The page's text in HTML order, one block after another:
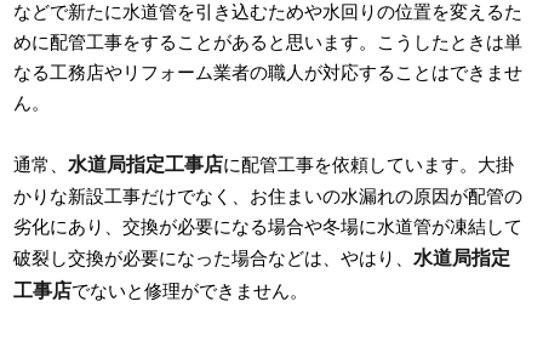
などで新たに水道管を引き込むためや水回りの位置を変えるた
めに配管工事をすることがあると思います。こうしたときは単
なる工務店やリフォーム業者の職人が対応することはできませ
ん。
通常、 水道局指定工事店に配管工事を依頼しています。大掛
かりな新設工事だけでなく、お住まいの水漏れの原因が配管の
劣化にあり、交換が必要になる場合や冬場に水道管が凍結して
破裂し交換が必要になった場合などは、やはり、 水道局指定
工事店でないと修理ができません。